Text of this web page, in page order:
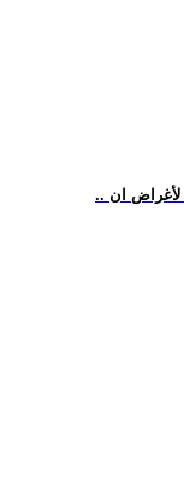
لأغراض ان